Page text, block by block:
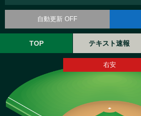
自動更新 OFF
TOP テキスト速報